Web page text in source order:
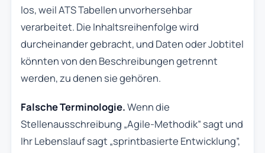
los, weil ATS Tabellen unvorhersehbar
verarbeitet. Die Inhaltsreihenfolge wird
durcheinander gebracht, und Daten oder Jobtitel
könnten von den Beschreibungen getrennt
werden, zu denen sie gehören.
Falsche Terminologie.Wenn die
Stellenausschreibung „Agile-Methodik” sagt und
Ihr Lebenslauf sagt „sprintbasierte Entwicklung”,